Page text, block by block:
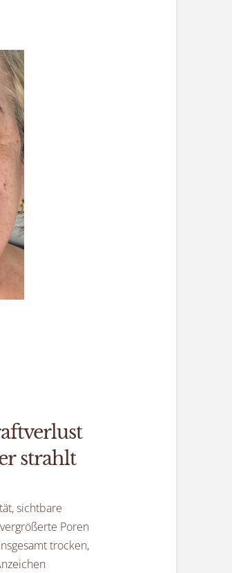
strahlt
sichtbare
Poren
trocken,